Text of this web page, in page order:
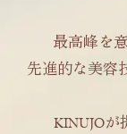
最高峰を
先進的な美容
KINUJOが